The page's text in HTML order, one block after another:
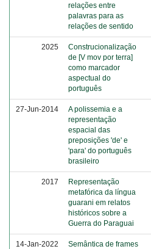
relações entre
palavras para as
relações de sentido
2025
Construcionalização
de [V mov por terra]
como marcador
aspectual do
português
27-Jun-2014
A polissemia e a
representação
espacial das
preposições 'de' e
'para' do português
brasileiro
2017
Representação
metafórica da língua
guarani em relatos
históricos sobre a
Guerra do Paraguai
14-Jan-2022
Semântica de frames